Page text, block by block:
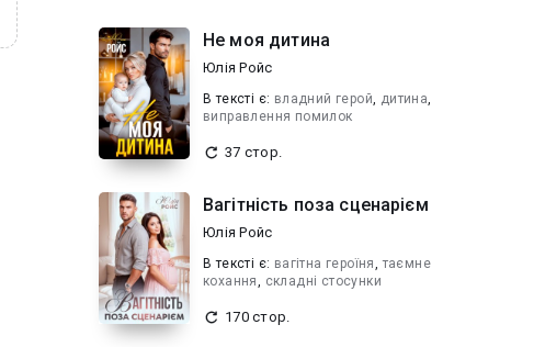
Не моя дитина
Юлія Ройс
В текcті є: владний герой, дитина,
виправлення помилок
37 стор.
Вагітність поза сценарієм
Юлія Ройс
В текcті є: вагітна героїня,таємне
кохання, складні стосунки
170 стор.